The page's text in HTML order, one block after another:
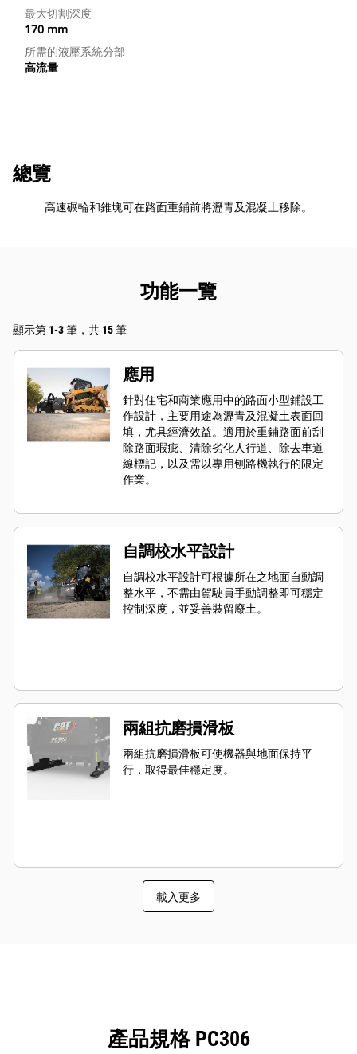
最大切割深度
170 mm
所需的液壓系統分部
高流量
總覽
高速碾輪和錐塊可在路面重鋪前將瀝青及混凝土移除。
功能一覽
顯示第 1-3 筆，共 15 筆
應用
針對住宅和商業應用中的路面小型鋪設工
作設計，主要用途為瀝青及混凝土表面回
填，尤具經濟效益。適用於重鋪路面前刮
除路面瑕疵、清除劣化人行道、除去車道
線標記，以及需以專用刨路機執行的限定
作業。
自調校水平設計
自調校水平設計可根據所在之地面自動調
整水平，不需由駕駛員手動調整即可穩定
控制深度，並妥善裝留廢土。
兩組抗磨損滑板
兩組抗磨損滑板可使機器與地面保持平
行，取得最佳穩定度。
載入更多
產品規格 PC306